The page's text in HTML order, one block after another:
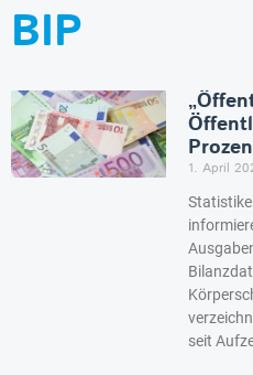
BIP
1. April
seit